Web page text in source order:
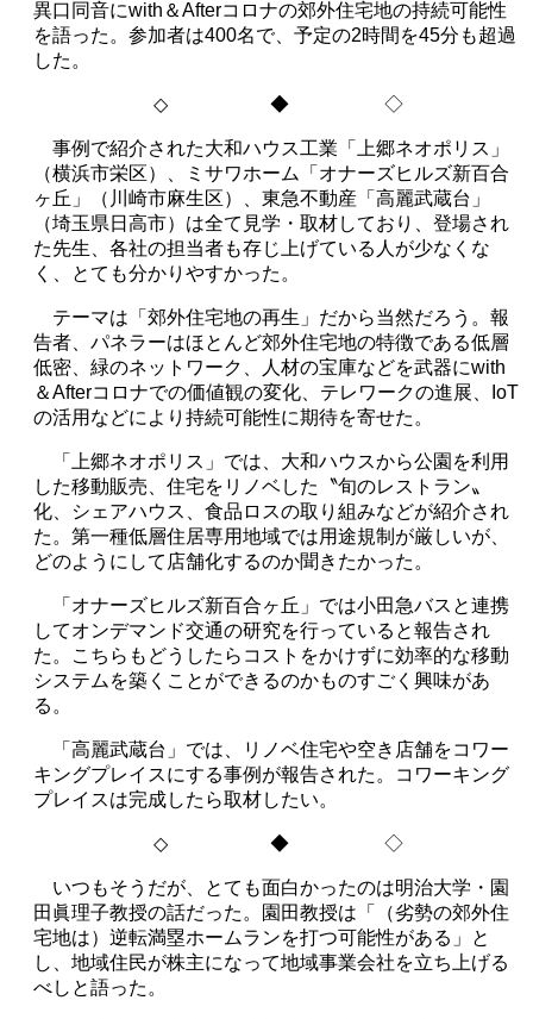
異口同音にwith ＆Afterコロナの郊外住宅地の持続可能性
を語った。参加者は400名で、予定の2時間を45分も超過
した。
◇ ◆ ◇
事例で紹介された大和ハウス工業「上郷ネオポリス」
（横浜市栄区）、ミサワホーム「オナーズヒルズ新百合
ヶ丘」（川崎市麻生区）、東急不動産「高麗武蔵台」
（埼玉県日高市）は全て見学・取材しており、登場され
た先生、各社の担当者も存じ上げている人が少なくな
く、とても分かりやすかった。
テーマは「郊外住宅地の再生」だから当然だろう。報
告者、パネラーはほとんど郊外住宅地の特徴である低層
低密、緑のネットワーク、人材の宝庫などを武器にwith
＆Afterコロナでの価値観の変化、テレワークの進展、
IoT
の活用などにより持続可能性に期待を寄せた。
「上郷ネオポリス」では、大和ハウスから公園を利用
した移動販売、住宅をリノベした〝旬のレストラン〟
化、シェアハウス、食品ロスの取り組みなどが紹介され
た。第一種低層住居専用地域では用途規制が厳しいが、
どのようにして店舗化するのか聞きたかった。
「オナーズヒルズ新百合ヶ丘」では小田急バスと連携
してオンデマンド交通の研究を行っていると報告され
た。こちらもどうしたらコストをかけずに効率的な移動
システムを築くことができるのかものすごく興味があ
る。
「高麗武蔵台」では、リノベ住宅や空き店舗をコワー
キングプレイスにする事例が報告された。コワーキング
プレイスは完成したら取材したい。
◇ ◆ ◇
いつもそうだが、
とても面白かったのは明治大学・園
田眞理子教授の話だった。園田教授は「（劣勢の郊外住
宅地は）逆転満塁ホームランを打つ可能性がある」と
し、地域住民が株主になって地域事業会社を立ち上げる
べしと語った。